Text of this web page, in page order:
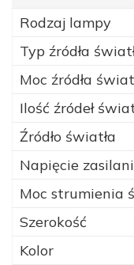
Rodzaj lampy
Typ źródła
Moc źródła
Ilość źródeł
Źródło światła
Napięcie
Moc strumienia
Szerokość
Kolor